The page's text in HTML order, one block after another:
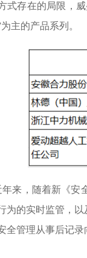
式存在的局限，
主的产品系列。
年来，随着新《安
为的实时监管，
全管理从事后记录